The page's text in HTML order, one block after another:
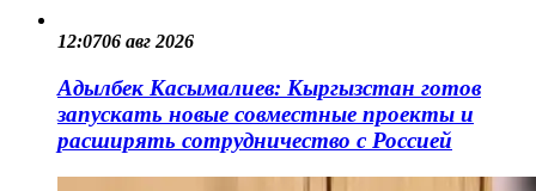
12:0706 авг 2026
Адылбек Касымалиев: Кыргызстан готов
запускать новые совместные проекты и
расширять сотрудничество с Россией